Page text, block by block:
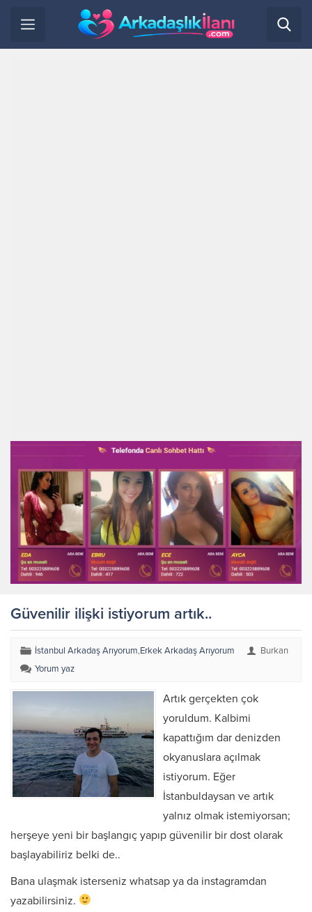
Güvenilir ilişki istiyorum artık..
İstanbul Arkadaş Arıyorum,Erkek Arkadaş Arıyorum
Burkan
Yorum yaz
Artık gerçekten çok
yoruldum. Kalbimi
kapattığım dar denizden
okyanuslara açılmak
istiyorum. Eğer
İstanbuldaysan ve artık
yalnız olmak istemiyorsan;
herşeye yeni bir başlangıç yapıp güvenilir bir dost olarak
başlayabiliriz belki de..
Bana ulaşmak isterseniz whatsap ya da instagramdan
yazabilirsiniz.